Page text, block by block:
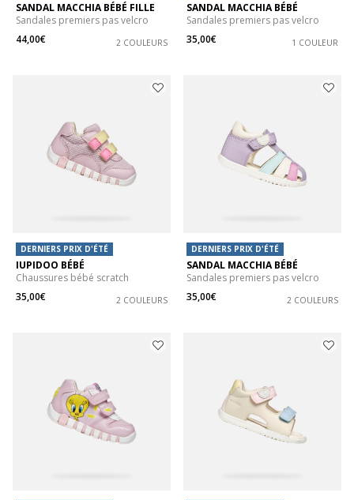
SANDAL MACCHIA BÉBÉ FILLE
Sandales premiers pas velcro
44,00€
2 COULEURS
SANDAL MACCHIA BÉBÉ
Sandales premiers pas velcro
35,00€
1 COULEUR
DERNIERS PRIX D'ÉTÉ
IUPIDOO BÉBÉ
Chaussures bébé scratch
35,00€
2 COULEURS
DERNIERS PRIX D'ÉTÉ
SANDAL MACCHIA BÉBÉ
Sandales premiers pas velcro
35,00€
2 COULEURS